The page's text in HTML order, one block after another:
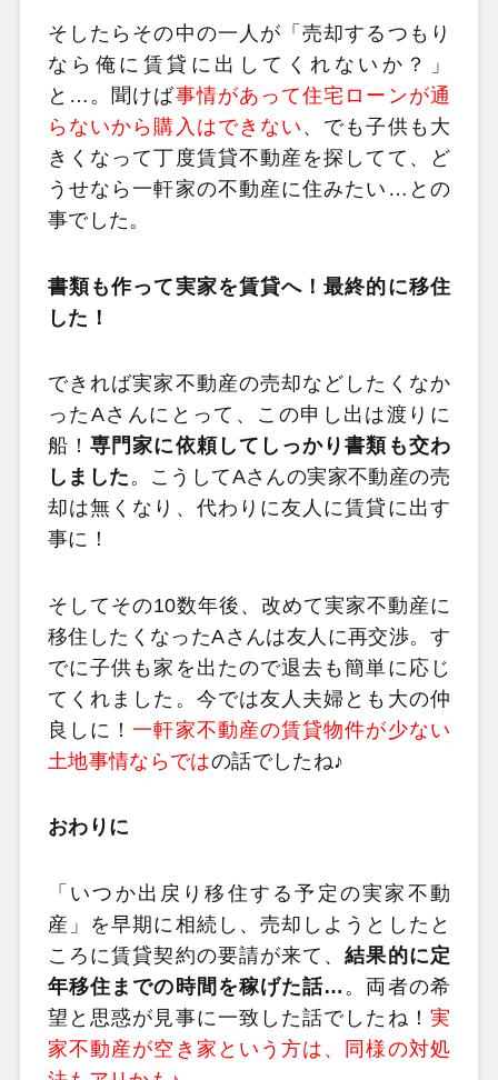
そしたらその中の一人が「売却するつもり
なら俺に賃貸に出してくれないか？」
と…。聞けば事情があって住宅ローンが通
らないから購入はできない 、でも子供も大
きくなって丁度賃貸不動産を探してて、ど
うせなら一軒家の不動産に住みたい…との
事でした。
書類も作って実家を賃貸へ！最終的に移住
した！
できれば実家不動産の売却などしたくなか
ったAさんにとって、この申し出は渡りに
船！専門家に依頼してしっかり書類も交わ
しました。こうしてAさんの実家不動産の売
却は無くなり、代わりに友人に賃貸に出す
事に！
そしてその10数年後、改めて実家不動産に
移住したくなったAさんは友人に再交渉。す
でに子供も家を出たので退去も簡単に応じ
てくれました。今では友人夫婦とも大の仲
良しに！一軒家不動産の賃貸物件が少ない
土地事情ならではの話でしたね♪
おわりに
「いつか出戻り移住する予定の実家不動
産」を早期に相続し、売却しようとしたと
ころに賃貸契約の要請が来て、結果的に定
年移住までの時間を稼げた話… 。両者の希
望と思惑が見事に一致した話でしたね！ 実
家不動産が空き家という方は、同様の対処